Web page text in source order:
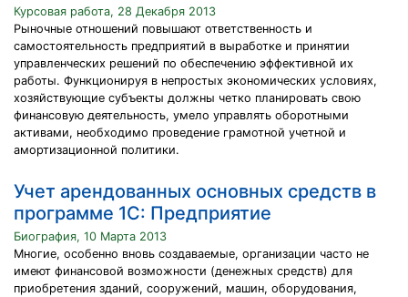
Курсовая работа, 28 Декабря 2013
Рыночные отношений повышают ответственность и
самостоятельность предприятий в выработке и принятии
управленческих решений по обеспечению эффективной их
работы. Функционируя в непростых экономических условиях,
хозяйствующие субъекты должны четко планировать свою
финансовую деятельность, умело управлять оборотными
активами, необходимо проведение грамотной учетной и
амортизационной политики.
Учет арендованных основных средств в
программе 1С: Предприятие
Биография, 10 Марта 2013
Многие, особенно вновь создаваемые, организации часто не
имеют финансовой возможности (денежных средств) для
приобретения зданий, сооружений, машин, оборудования,